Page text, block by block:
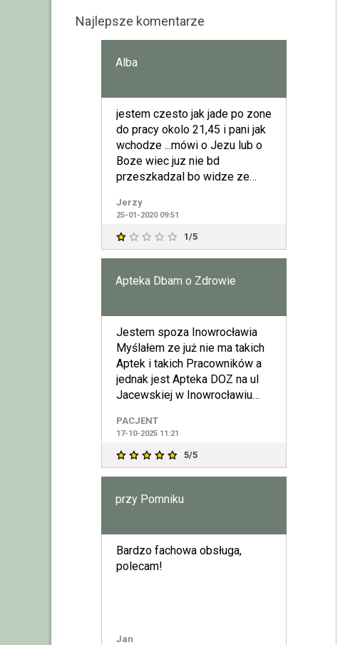
Najlepsze komentarze
Alba
jestem czesto jak jade po zone
do pracy okolo 21,45 i pani jak
wchodze ...mówi o Jezu lub o
Boze wiec juz nie bd
przeszkadzal bo widze ze
Jerzy
25-01-2020 09:51
1/5
Apteka Dbam o Zdrowie
Jestem spoza Inowrocławia
Myślałem ze już nie ma takich
Aptek i takich Pracowników a
jednak jest Apteka DOZ na ul
Jacewskiej w Inowrocławiu
PACJENT
17-10-2025 11:21
5/5
przy Pomniku
Bardzo fachowa obsługa,
polecam!
Jan